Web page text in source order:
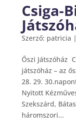
Csiga-
Szerző: patricia |
Őszi Játszóház
játszóház – az
28. 29.
Nyitott
Szekszárd,
háromszori...